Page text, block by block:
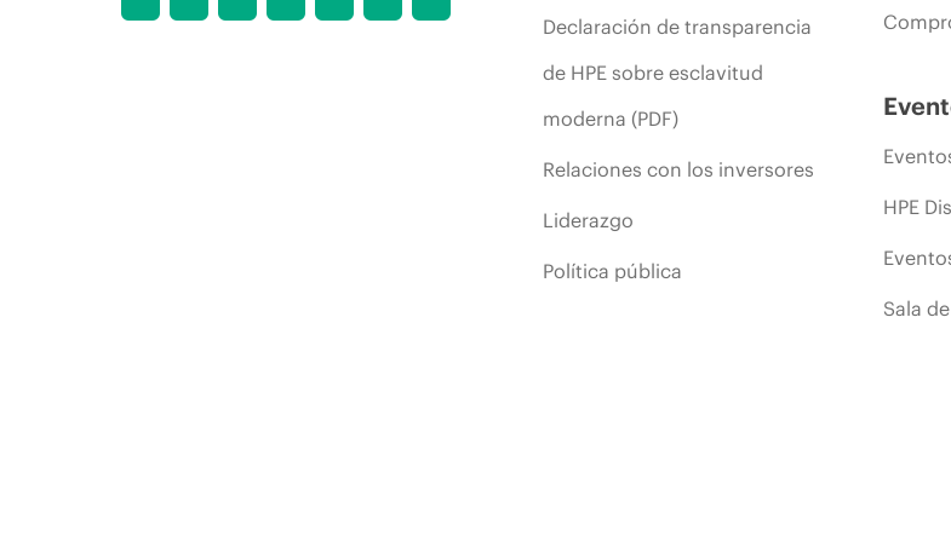
Declaración de transparencia
de HPE sobre esclavitud
moderna (PDF)
Relaciones con los inversores
Liderazgo
Política pública
HPE
Sala